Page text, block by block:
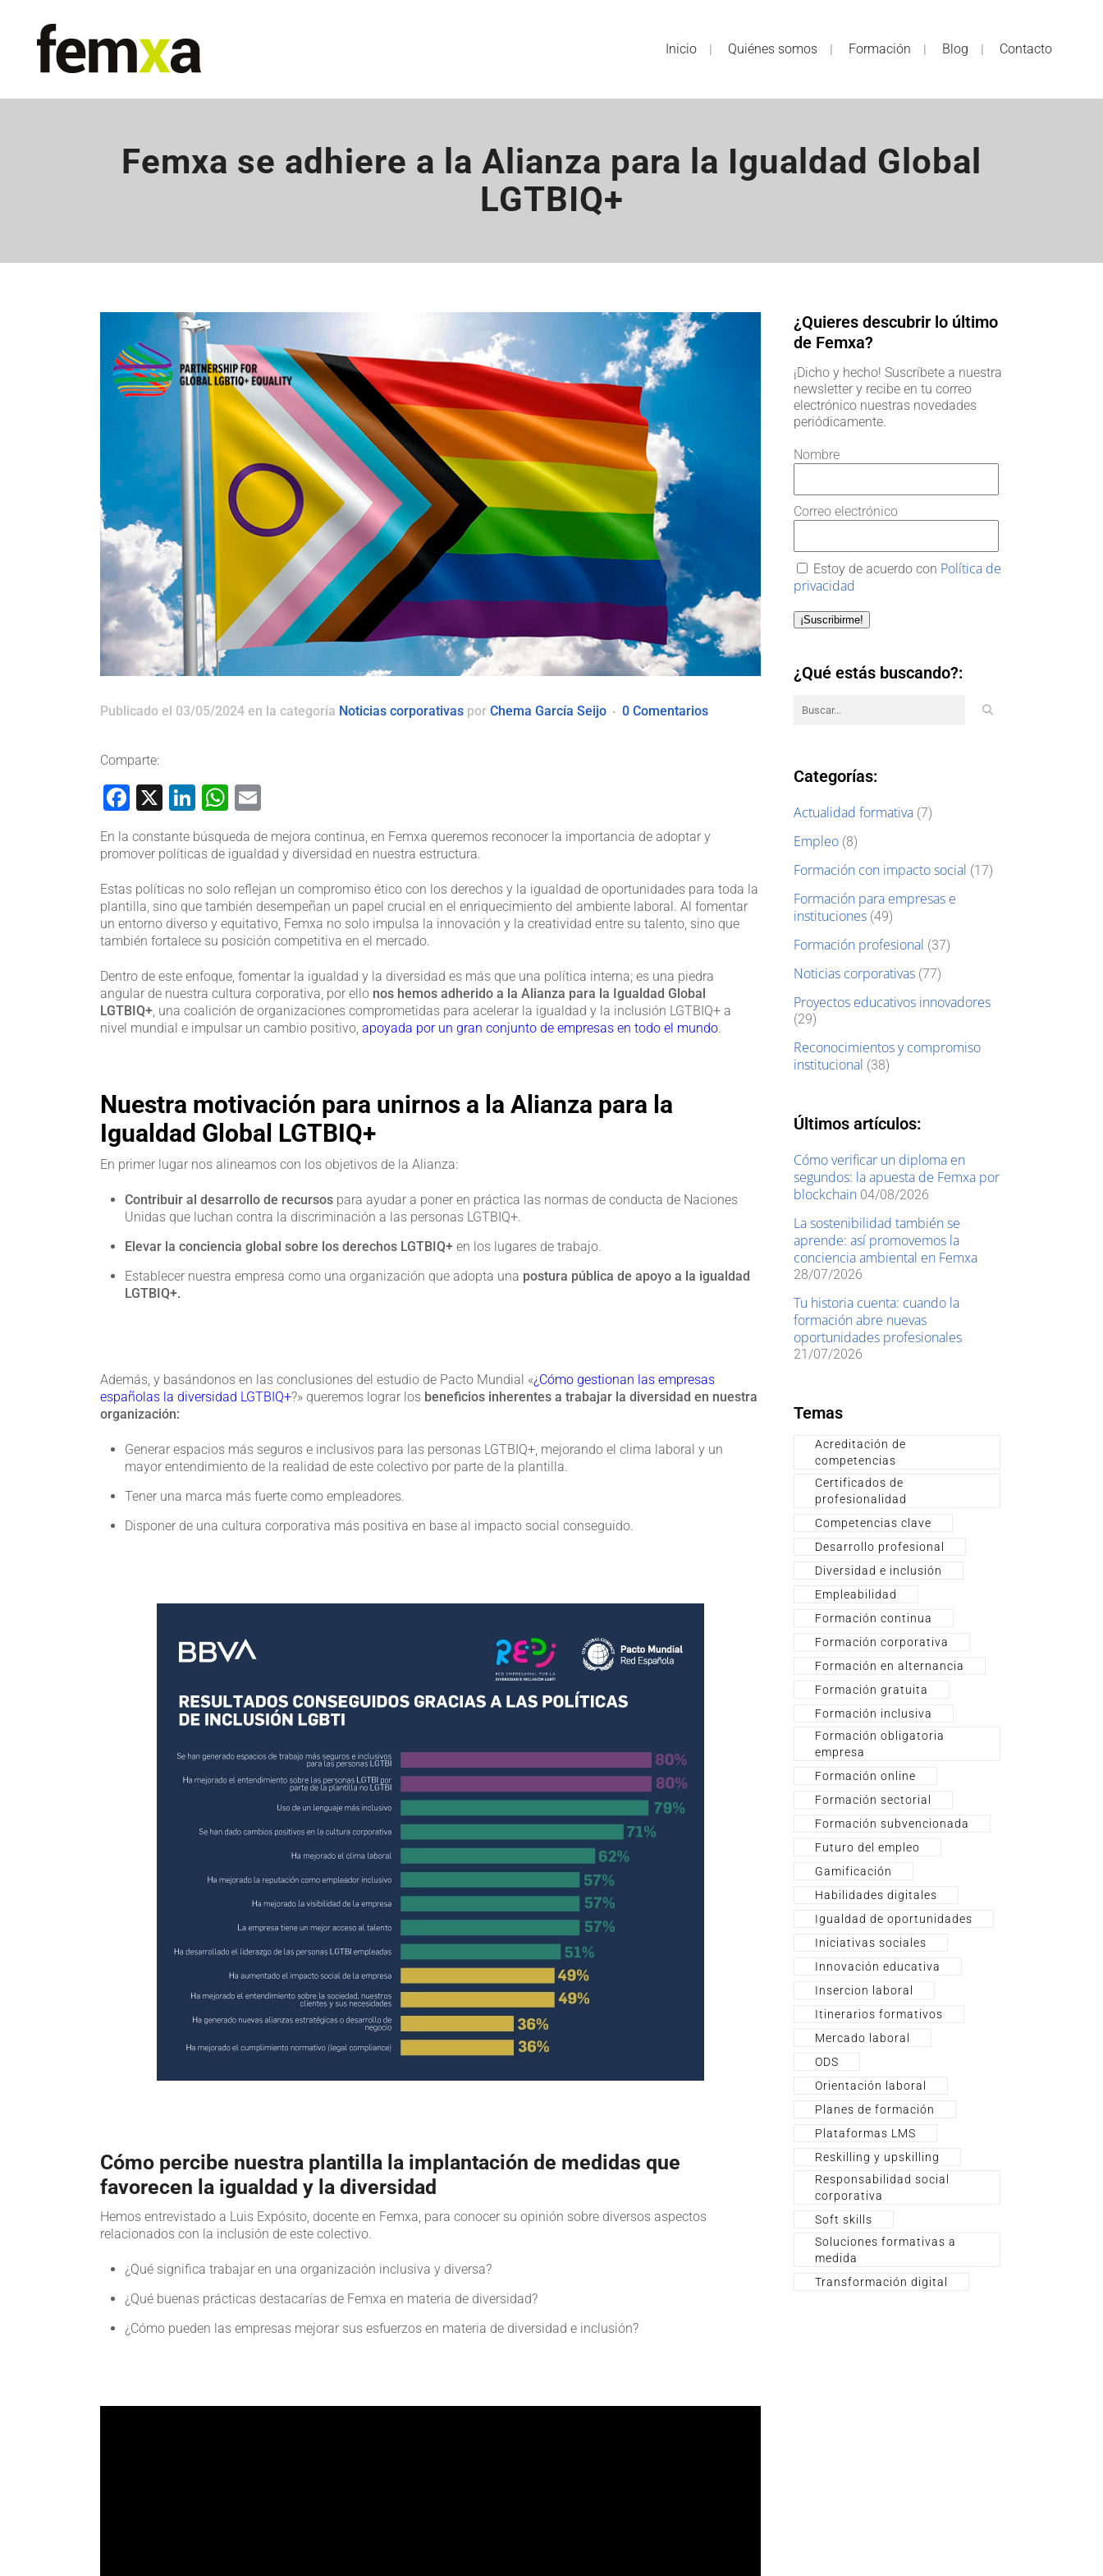
Inicio Quiénes somos Formación Blog Contacto
Femxa se adhiere a la Alianza para la Igualdad Global
LGTBIQ+
Publicado el 03/05/2024 en la categoría Noticias corporativas por Chema García Seijo 0 Comentarios
Comparte:
Facebook
X LinkedIn
WhatsApp
En la constante búsqueda de mejora continua, en Femxa queremos reconocer la importancia de adoptar y
promover políticas de igualdad y diversidad en nuestra estructura.
Estas políticas no solo reflejan un compromiso ético con los derechos y la igualdad de oportunidades para toda la
plantilla, sino que también desempeñan un papel crucial en el enriquecimiento del ambiente laboral. Al fomentar
un entorno diverso y equitativo, Femxa no solo impulsa la innovación y la creatividad entre su talento, sino que
también fortalece su posición competitiva en el mercado.
Dentro de este enfoque, fomentar la igualdad y la diversidad es más que una política interna; es una piedra
angular de nuestra cultura corporativa, por ello nos hemos adherido a la Alianza para la Igualdad Global
LGTBIQ+ , una coalición de organizaciones comprometidas para acelerar la igualdad y la inclusión LGTBIQ+ a
nivel mundial e impulsar un cambio positivo, apoyada por un gran conjunto de empresas en todo el mundo.
Nuestra motivación para unirnos a la Alianza para la
Igualdad Global LGTBIQ+
En primer lugar nos alineamos con los objetivos de la Alianza:
Contribuir al desarrollo de recursos para ayudar a poner en práctica las normas de conducta de Naciones
Unidas que luchan contra la discriminación a las personas LGTBIQ+.
Elevar la conciencia global sobre los derechos LGTBIQ+ en los lugares de trabajo.
Establecer nuestra empresa como una organización que adopta una postura pública de apoyo a la igualdad
LGTBIQ+.
Además, y basándonos en las conclusiones del estudio de Pacto Mundial «¿Cómo gestionan las empresas
españolas la diversidad LGTBIQ+?» queremos lograr los beneficios inherentes a trabajar la diversidad en nuestra
organización:
Generar espacios más seguros e inclusivos para las personas LGTBIQ+, mejorando el clima laboral y un
mayor entendimiento de la realidad de este colectivo por parte de la plantilla.
Tener una marca más fuerte como empleadores.
Disponer de una cultura corporativa más positiva en base al impacto social conseguido.
Cómo percibe nuestra plantilla la implantación de medidas que
favorecen la igualdad y la diversidad
Hemos entrevistado a Luis Expósito, docente en Femxa, para conocer su opinión sobre diversos aspectos
relacionados con la inclusión de este colectivo.
¿Qué significa trabajar en una organización inclusiva y diversa?
¿Qué buenas prácticas destacarías de Femxa en materia de diversidad?
¿Cómo pueden las empresas mejorar sus esfuerzos en materia de diversidad e inclusión?
¿Quieres descubrir lo último
de Femxa?
¡Dicho y hecho! Suscríbete a nuestra
newsletter y recibe en tu correo
electrónico nuestras novedades
periódicamente.
Nombre
Correo electrónico
Estoy de acuerdo con Política de
privacidad
¡Suscribirme!
¿Qué estás buscando?:
Categorías:
Actualidad formativa (7)
Empleo (8)
Formación con impacto social (17)
Formación para empresas e
instituciones (49)
Formación profesional (37)
Noticias corporativas (77)
Proyectos educativos innovadores
(29)
Reconocimientos y compromiso
institucional (38)
Últimos artículos:
Cómo verificar un diploma en
segundos: la apuesta de Femxa por
blockchain 04/08/2026
La sostenibilidad también se
aprende: así promovemos la
conciencia ambiental en Femxa
28/07/2026
Tu historia cuenta: cuando la
formación abre nuevas
oportunidades profesionales
21/07/2026
Temas
Acreditación de
competencias
Certificados de
profesionalidad
Competencias clave
Desarrollo profesional
Diversidad e inclusión
Empleabilidad
Formación continua
Formación corporativa
Formación en alternancia
Formación gratuita
Formación inclusiva
Formación obligatoria
empresa
Formación online
Formación sectorial
Formación subvencionada
Futuro del empleo
Gamificación
Habilidades digitales
Igualdad de oportunidades
Iniciativas sociales
Innovación educativa
Insercion laboral
Itinerarios formativos
Mercado laboral
ODS
Orientación laboral
Planes de formación
Plataformas LMS
Reskilling y upskilling
Responsabilidad social
corporativa
Soft skills
Soluciones formativas a
medida
Transformación digital